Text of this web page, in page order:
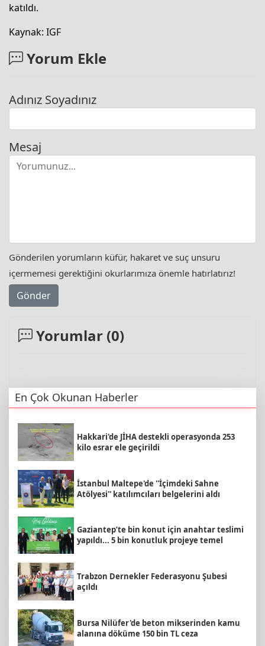
katıldı.
Kaynak: IGF
Yorum Ekle
Adınız Soyadınız
Mesaj
Gönderilen yorumların küfür, hakaret ve suç unsuru
içermemesi gerektiğini okurlarımıza önemle hatırlatırız!
Gönder
Yorumlar (0)
En Çok Okunan Haberler
Hakkari'de JİHA destekli operasyonda 253
kilo esrar ele geçirildi
İstanbul Maltepe'de ''İçimdeki Sahne
Atölyesi'' katılımcıları belgelerini aldı
Gaziantep’te bin konut için anahtar teslimi
yapıldı... 5 bin konutluk projeye temel
Trabzon Dernekler Federasyonu Şubesi
açıldı
Bursa Nilüfer'de beton mikserinden kamu
alanına döküme 150 bin TL ceza